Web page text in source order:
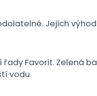
Jejich
Favorit. Zelená
vodu.